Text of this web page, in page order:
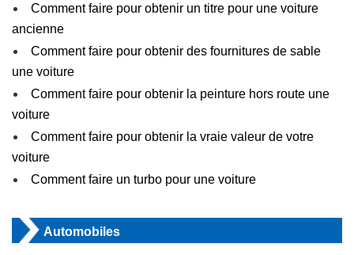
Comment faire pour obtenir un titre pour une voiture
ancienne
Comment faire pour obtenir des fournitures de sable
une voiture
Comment faire pour obtenir la peinture hors route une
voiture
Comment faire pour obtenir la vraie valeur de votre
voiture
Comment faire un turbo pour une voiture
Automobiles